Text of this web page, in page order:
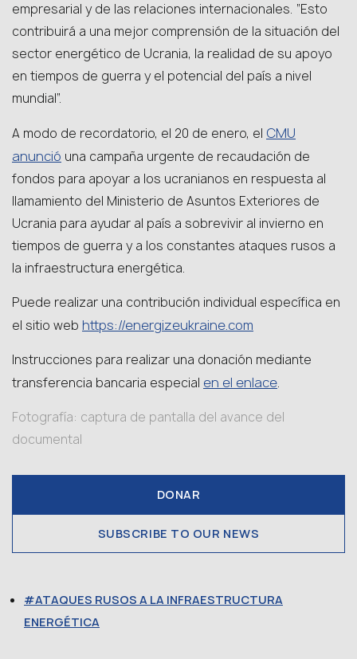
empresarial y de las relaciones internacionales. “Esto
contribuirá a una mejor comprensión de la situación del
sector energético de Ucrania, la realidad de su apoyo
en tiempos de guerra y el potencial del país a nivel
mundial”.
A modo de recordatorio, el 20 de enero, el CMU
anunció una campaña urgente de recaudación de
fondos para apoyar a los ucranianos en respuesta al
llamamiento del Ministerio de Asuntos Exteriores de
Ucrania para ayudar al país a sobrevivir al invierno en
tiempos de guerra y a los constantes ataques rusos a
la infraestructura energética.
Puede realizar una contribución individual específica en
el sitio web https://energizeukraine.com
Instrucciones para realizar una donación mediante
transferencia bancaria especial en el enlace.
Fotografía: captura de pantalla del avance del
documental
DONAR
SUBSCRIBE TO OUR NEWS
ATAQUES RUSOS A LA INFRAESTRUCTURA
ENERGÉTICA